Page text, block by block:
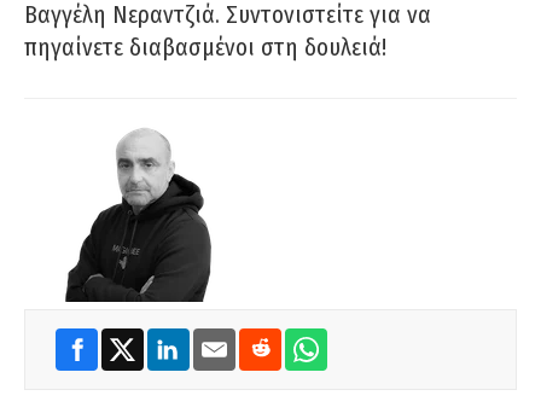
Βαγγέλη Νεραντζιά. Συντονιστείτε για να
πηγαίνετε διαβασμένοι στη δουλειά!